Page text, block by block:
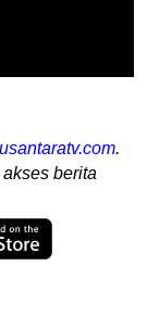
.
berita